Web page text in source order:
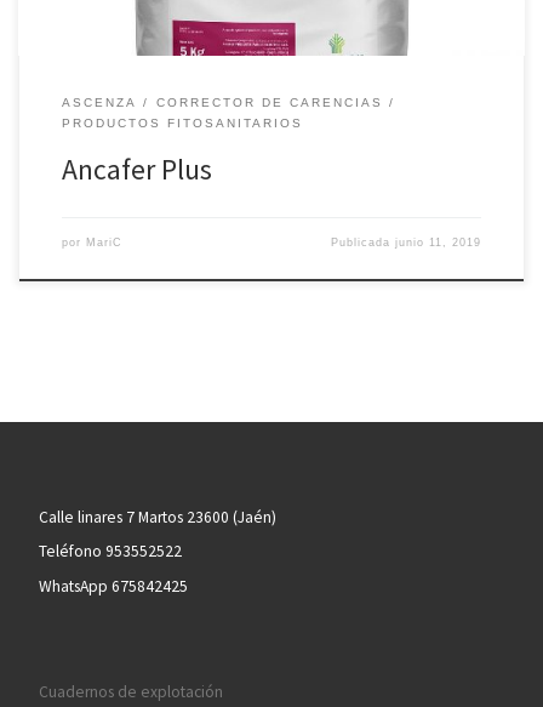
ASCENZA
CORRECTOR DE CARENCIAS
PRODUCTOS FITOSANITARIOS
Ancafer Plus
por MariC Publicadajunio 11, 2019
Calle linares 7 Martos 23600 (Jaén)
Teléfono 953552522
WhatsApp 675842425
Cuadernos de explotación